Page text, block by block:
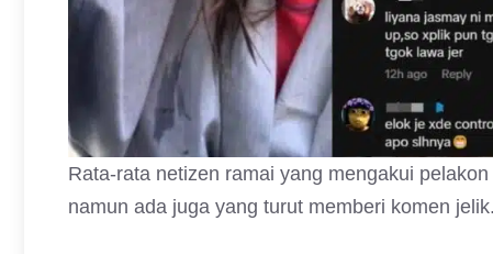
Rata-rata netizen ramai yang mengakui
namun ada juga yang turut memberi komen jelik.